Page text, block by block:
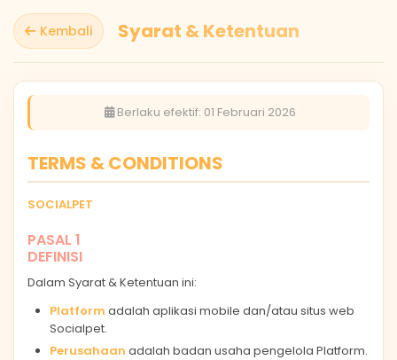
Kembali Syarat & Ketentuan
Berlaku efektif: 01 Februari 2026
TERMS & CONDITIONS
SOCIALPET
PASAL 1
DEFINISI
Dalam Syarat & Ketentuan ini:
Platform adalah aplikasi mobile dan/atau situs web
Socialpet.
Perusahaan adalah badan usaha pengelola Platform.